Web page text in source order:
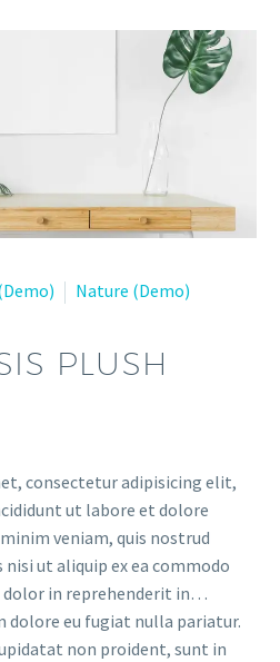
Nature (Demo)
PLUSH
consectetur adipisicing elit,
ut labore et dolore
veniam, quis nostrud
ut aliquip ex ea commodo
dolor in reprehenderit in…
dolore eu fugiat nulla pariatur.
non proident, sunt in